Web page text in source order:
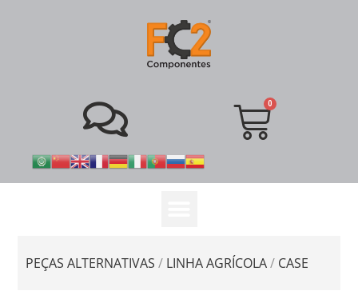
PEÇAS ALTERNATIVAS / LINHA AGRÍCOLA/ CASE